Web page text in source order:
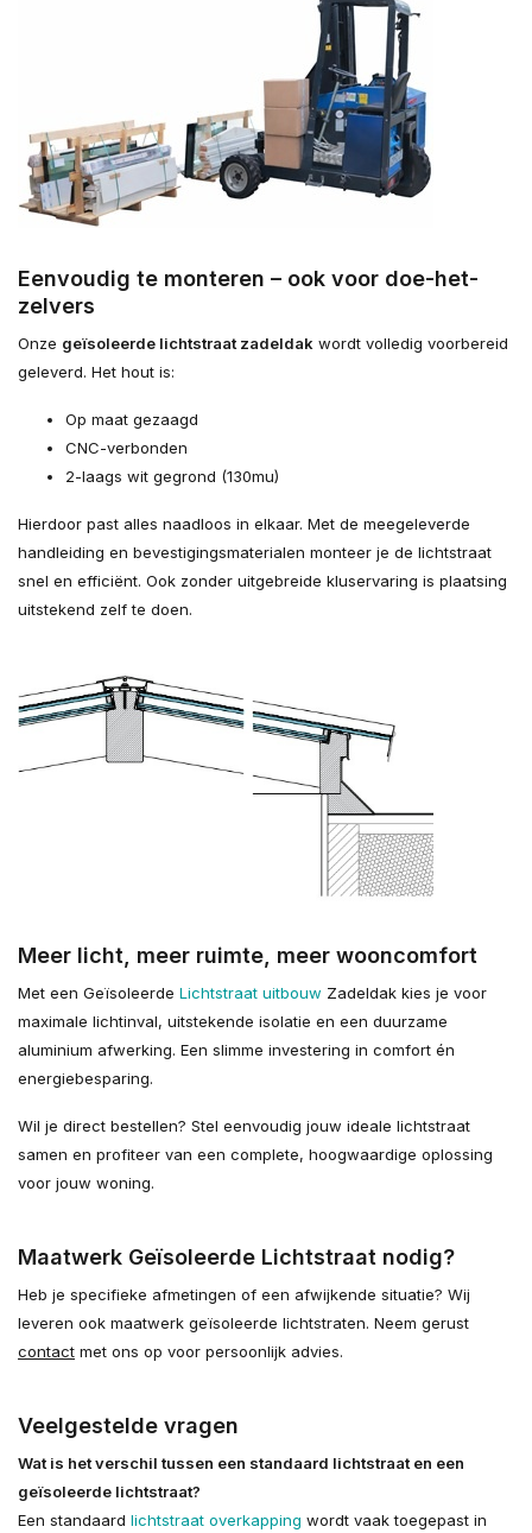
Eenvoudig te monteren – ook voor doe-het-
zelvers
Onze geïsoleerde lichtstraat zadeldak wordt volledig voorbereid
geleverd. Het hout is:
Op maat gezaagd
CNC-verbonden
2-laags wit gegrond (130mu)
Hierdoor past alles naadloos in elkaar. Met de meegeleverde
handleiding en bevestigingsmaterialen monteer je de lichtstraat
snel en efficiënt. Ook zonder uitgebreide kluservaring is plaatsing
uitstekend zelf te doen.
Meer licht, meer ruimte, meer wooncomfort
Met een Geïsoleerde Lichtstraat uitbouw Zadeldak kies je voor
maximale lichtinval, uitstekende isolatie en een duurzame
aluminium afwerking. Een slimme investering in comfort én
energiebesparing.
Wil je direct bestellen? Stel eenvoudig jouw ideale lichtstraat
samen en profiteer van een complete, hoogwaardige oplossing
voor jouw woning.
Maatwerk Geïsoleerde Lichtstraat nodig?
Heb je specifieke afmetingen of een afwijkende situatie? Wij
leveren ook maatwerk geïsoleerde lichtstraten. Neem gerust
contact met ons op voor persoonlijk advies.
Veelgestelde vragen
Wat is het verschil tussen een standaard lichtstraat en een
geïsoleerde lichtstraat?
Een standaard lichtstraat overkapping wordt vaak toegepast in